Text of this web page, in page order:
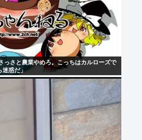
っさと農業やめろ。こっちはカルローズで
迷惑だ」